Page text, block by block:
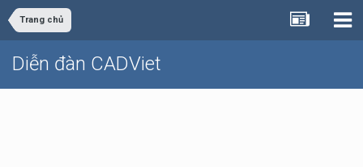
Trang chủ
Diễn đàn CADViet